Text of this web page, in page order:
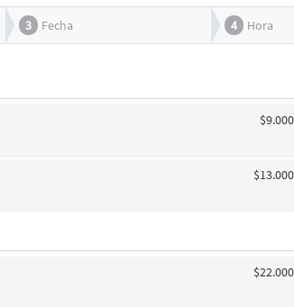
3 Fecha 4 Hora
$9.000
$13.000
$22.000